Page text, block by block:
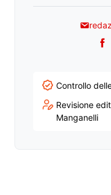
Controllo
Revisione
Manganelli